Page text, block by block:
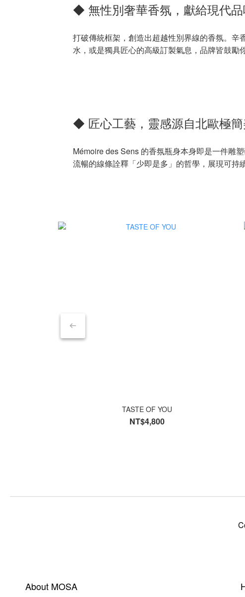
◆ 無性別奢華香氛，獻給現代
打破傳統框架，創造出超越性別界線的香氛。
水，或是獨具匠心的高級訂製氣息，品牌皆鼓勵
◆ 匠心工藝，靈感源自北歐極
Mémoire des Sens 的香氛瓶身本身即是一件雕
流暢的線條詮釋「少即是多」的哲學，展現可持
TASTE OF YOU
NT$4,800
About MOSA